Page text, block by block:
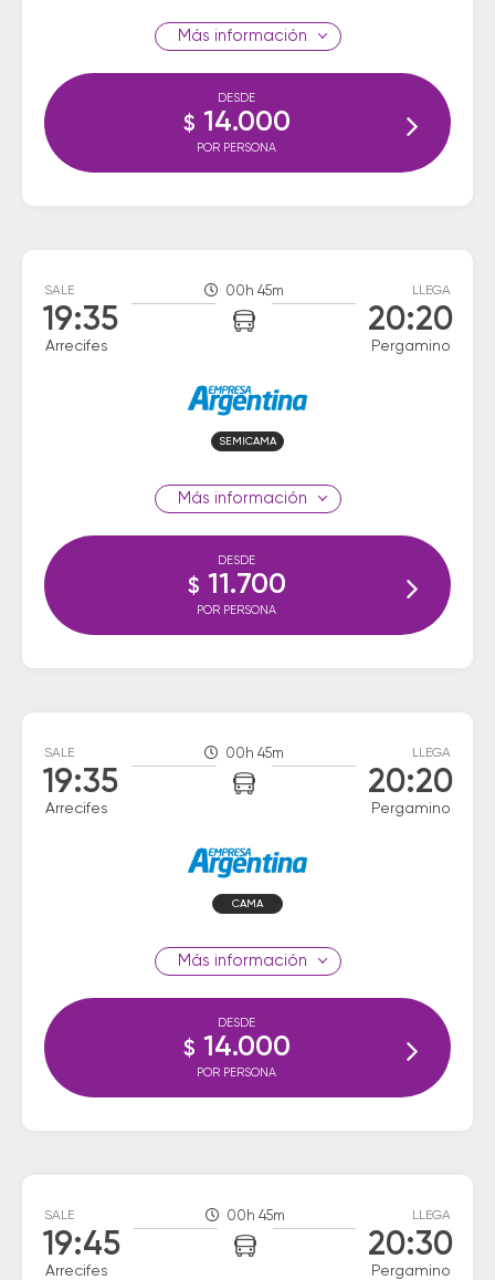
información
DESDE
$ 14.000
POR PERSONA
SALE
19:35
Arrecifes
00h 45m LLEGA
20:20
Pergamino
SEMICAMA
información
DESDE
$ 11.700
POR PERSONA
SALE
19:35
Arrecifes
00h 45m LLEGA
20:20
Pergamino
CAMA
información
DESDE
$ 14.000
POR PERSONA
SALE
19:45
Arrecifes
00h 45m LLEGA
20:30
Pergamino